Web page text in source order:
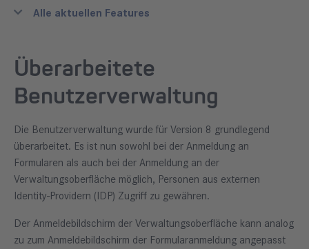
Alle aktuellen Features
Überarbeitete
Benutzerverwaltung
Die Benutzerverwaltung wurde für Version 8 grundlegend
überarbeitet. Es ist nun sowohl bei der Anmeldung an
Formularen als auch bei der Anmeldung an der
Verwaltungsoberfläche möglich, Personen aus externen
Identity-Providern (IDP) Zugriff zu gewähren.
Der Anmeldebildschirm der Verwaltungsoberfläche kann analog
zu zum Anmeldebildschirm der Formularanmeldung angepasst